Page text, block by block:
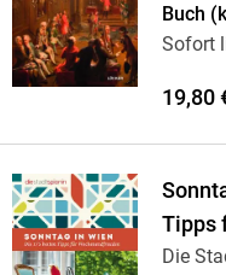
Buch
Sofort
19,80
Tipps
Die